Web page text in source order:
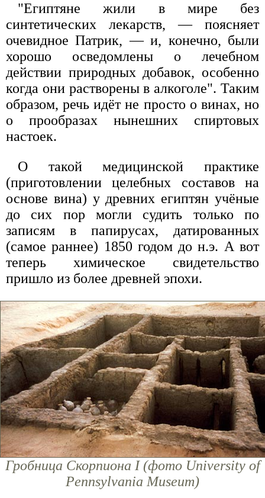
"Египтяне жили в мире без
синтетических лекарств, — поясняет
очевидное Патрик, — и, конечно, были
хорошо осведомлены о лечебном
действии природных добавок, особенно
когда они растворены в алкоголе". Таким
образом, речь идёт не просто о винах, но
о прообразах нынешних спиртовых
настоек.
О такой медицинской практике
(приготовлении целебных составов на
основе вина) у древних египтян учёные
до сих пор могли судить только по
записям в папирусах, датированных
(самое раннее) 1850 годом до н.э. А вот
теперь химическое свидетельство
пришло из более древней эпохи.
Гробница Скорпиона I (фото University of
Pennsylvania Museum)